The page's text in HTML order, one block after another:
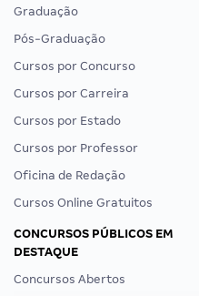
Graduação
Pós-Graduação
Cursos por Concurso
Cursos por Carreira
Cursos por Estado
Cursos por Professor
Oficina de Redação
Cursos Online Gratuitos
CONCURSOS PÚBLICOS EM
DESTAQUE
Concursos Abertos